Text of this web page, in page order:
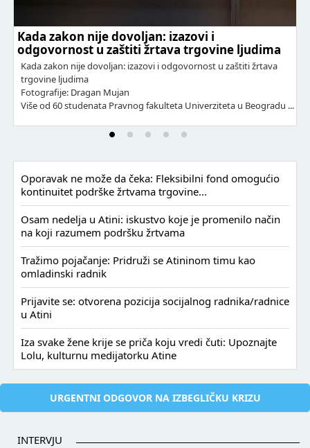
zakon nije dovoljan: izazovi i
u zaštiti žrtava trgovine ljudima
zakon nije dovoljan: izazovi i odgovornost u zaštiti žrtava
ljudima
Dragan Mujan
od 60 studenata Pravnog fakulteta Univerziteta u Beogradu ...
Velika
Oporavak ne može da čeka: Fleksibilni fond omogućio
kontinuitet podrške žrtvama trgovine...
Osam nedelja u Atini: iskustvo koje je promenilo način
na koji razumem podršku žrtvama
Tražimo pojačanje: Pridruži se Atininom timu kao
omladinski radnik
Prijavite se: otvorena pozicija socijalnog radnika/radnice
u Atini
Iza svake žene krije se priča koju vredi čuti: Upoznajte
Lolu, kulturnu medijatorku Atine
URGENTNI ODGOVOR NA IZBEGLIČKU KRIZU
INTERVJU